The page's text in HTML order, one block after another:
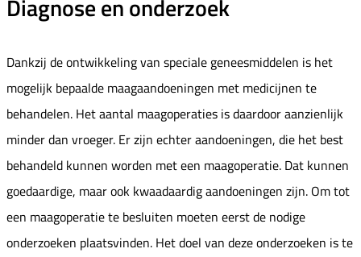
Diagnose en onderzoek
Dankzij de ontwikkeling van speciale geneesmiddelen is het
mogelijk bepaalde maagaandoeningen met medicijnen te
behandelen. Het aantal maagoperaties is daardoor aanzienlijk
minder dan vroeger. Er zijn echter aandoeningen, die het best
behandeld kunnen worden met een maagoperatie. Dat kunnen
goedaardige, maar ook kwaadaardig aandoeningen zijn. Om tot
een maagoperatie te besluiten moeten eerst de nodige
onderzoeken plaatsvinden. Het doel van deze onderzoeken is te